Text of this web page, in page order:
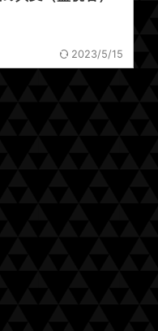
2023/5/15